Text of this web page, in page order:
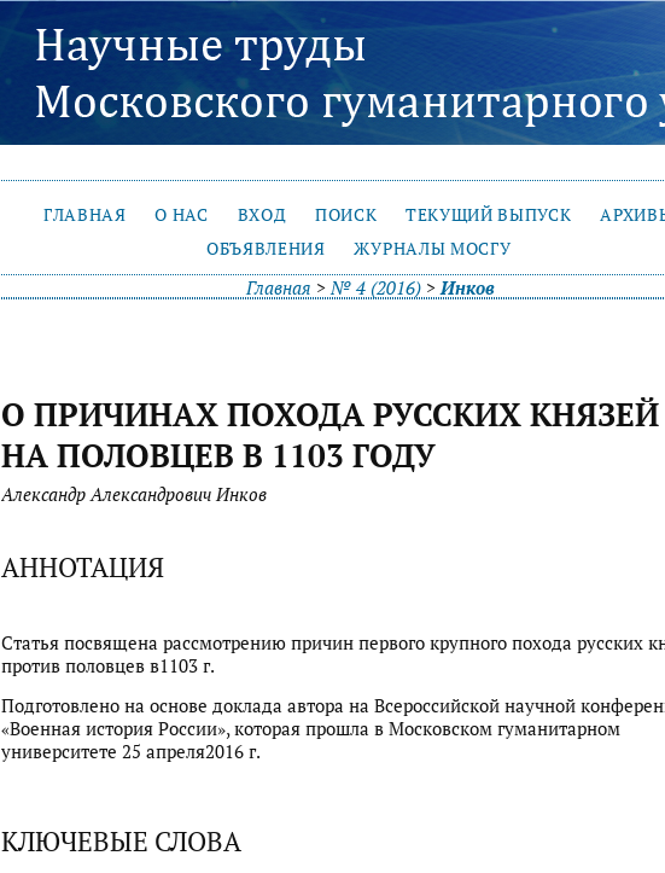
ГЛАВНАЯ О НАС ВХОД ПОИСК ТЕКУЩИЙ ВЫПУСК
ОБЪЯВЛЕНИЯ
ЖУРНАЛЫ МОСГУ
Главная >№ 4 (2016)>Инков
О ПРИЧИНАХ ПОХОДА РУССКИХ КНЯЗЕЙ
НА ПОЛОВЦЕВ В 1103 ГОДУ
Александр Александрович Инков
АННОТАЦИЯ
Статья посвящена рассмотрению причин первого крупного похода русских
против половцев в1103 г.
Подготовлено на основе доклада автора на Всероссийской научной
«Военная история России», которая прошла в Московском гуманитарном
университете 25 апреля2016 г.
КЛЮЧЕВЫЕ СЛОВА